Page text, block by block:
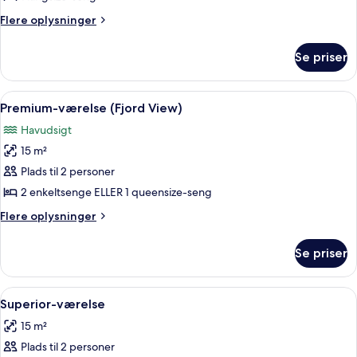
Flere oplysninger
Flere
suite
Se priser
Indlæs
alle
billeder
af
Premium-
værelse
(Fjord
View)
Et hotelværelse med et stort vindue,
24
Premium-værelse (Fjord View)
Havudsigt
15 m²
Plads til 2 personer
2 enkeltsenge ELLER 1 queensize-seng
Flere oplysninger
Flere
værelse
(Fjord
View)
Se priser
Indlæs
alle
billeder
af
Et hotelværelse med en stor seng,
28
Superior-værelse
15 m²
Plads til 2 personer